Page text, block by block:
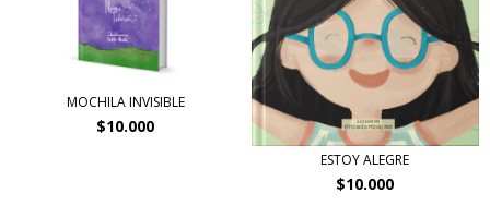
MOCHILA INVISIBLE
$10.000
ESTOY ALEGRE
$10.000